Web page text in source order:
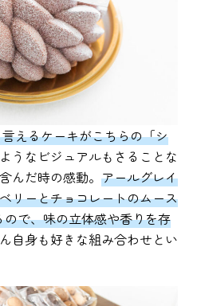
えるケーキがこちらの「シ
うなビジュアルもさることな
んだ時の感動。 アールグレイ
リーとチョコレートのムース
で、味の立体感や香りを存
自身も好きな組み合わせとい